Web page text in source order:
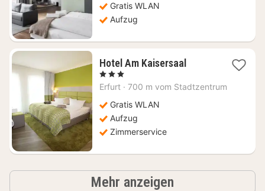
Gratis WLAN
Aufzug
Hotel Am Kaisersaal1
ab
, 3 Sterne
Erfurt · 700 m vom Stadtzentrum
Gratis WLAN
Aufzug
Zimmerservice
Mehr anzeigen